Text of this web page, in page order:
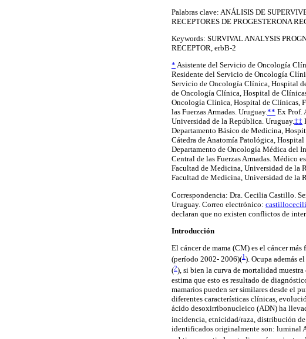
Palabras clave: ANÁLISIS DE
RECEPTORES DE PROGESTERONA
Keywords: SURVIVAL ANALYSIS
RECEPTOR, erbB-2
* Asistente del Servicio de Oncología
Residente del Servicio de Oncología
Servicio de Oncología Clínica, Hospital
de Oncología Clínica, Hospital de
Oncología Clínica, Hospital de Clínicas,
las Fuerzas Armadas. Uruguay.** Ex Prof.
Universidad de la República. Uruguay.‡‡
Departamento Básico de Medicina,
Cátedra de Anatomía Patológica,
Departamento de Oncología Médica del
Central de las Fuerzas Armadas.
Facultad de Medicina, Universidad de la
Facultad de Medicina, Universidad de la
Correspondencia: Dra. Cecilia Castillo.
Uruguay. Correo electrónico:
declaran que no existen conflictos de
Introducción
El cáncer de mama (CM) es el cáncer
(período 2002- 2006)(1). Ocupa además
(2), si bien la curva de mortalidad
estima que esto es resultado de
mamarios pueden ser similares desde el
diferentes características clínicas,
ácido desoxirribonucleico (ADN) ha
incidencia, etnicidad/raza, distribución de
identificados originalmente son: luminal